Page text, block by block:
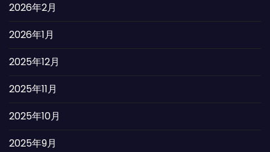
2026年2月
2026年1月
2025年12月
2025年11月
2025年10月
2025年9月